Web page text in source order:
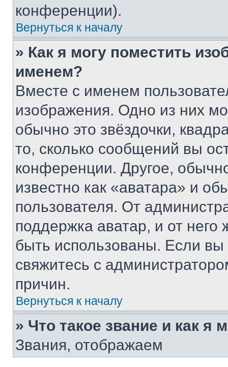
конференции).
Вернуться к началу
» Как я могу поместить
именем?
Вместе с именем
изображения. Одно из них
обычно это звёздочки,
то, сколько сообщений вы
конференции. Другое,
известно как «аватара» и
пользователя. От
поддержка аватар, и от него
быть использованы. Если
свяжитесь с
причин.
Вернуться к началу
» Что такое звание и как я
Звания, отображаем